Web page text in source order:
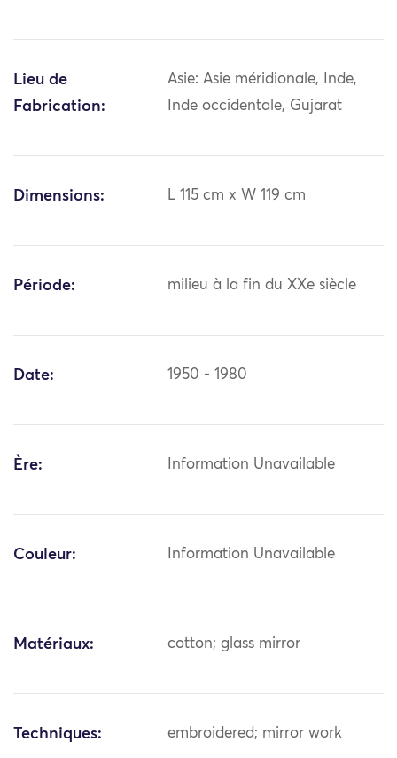
Lieu de
Fabrication:
Asie: Asie méridionale, Inde,
Inde occidentale, Gujarat
Dimensions: L 115 cm x W 119 cm
Période: milieu à la fin du XXe siècle
Date: 1950 - 1980
Ère: Information Unavailable
Couleur: Information Unavailable
Matériaux: cotton; glass mirror
Techniques: embroidered; mirror work